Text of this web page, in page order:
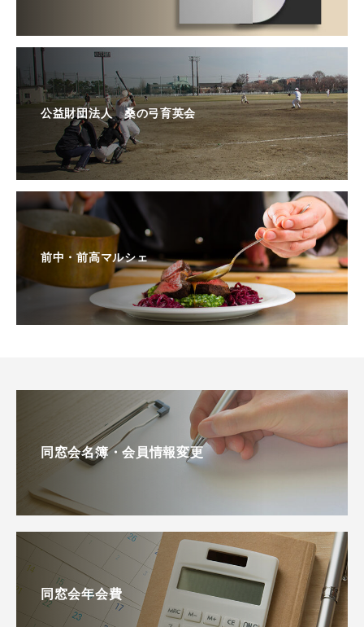
公益財団法人 桑の弓育英会
前中・前高マルシェ
同窓会名簿・会員情報変更
同窓会年会費